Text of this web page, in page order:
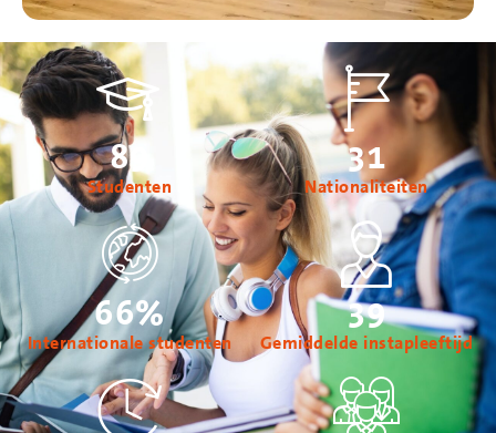
Studenten
89
Nationaliteiten
31
Internationale studenten
66%
Gemiddelde instapleeftijd
39